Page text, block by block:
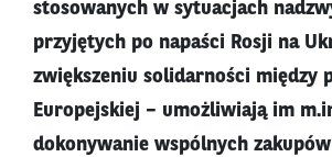
stosowanych w sytuacjach
przyjętych po napaści Rosji na
zwiększeniu solidarności między
Europejskiej – umożliwiają im
dokonywanie wspólnych